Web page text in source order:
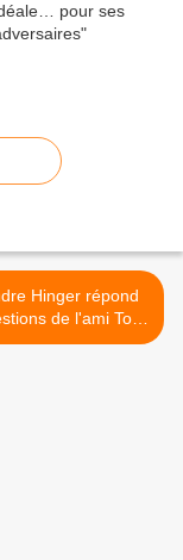
Hinger répond
de l'ami Tom
Bombadil >